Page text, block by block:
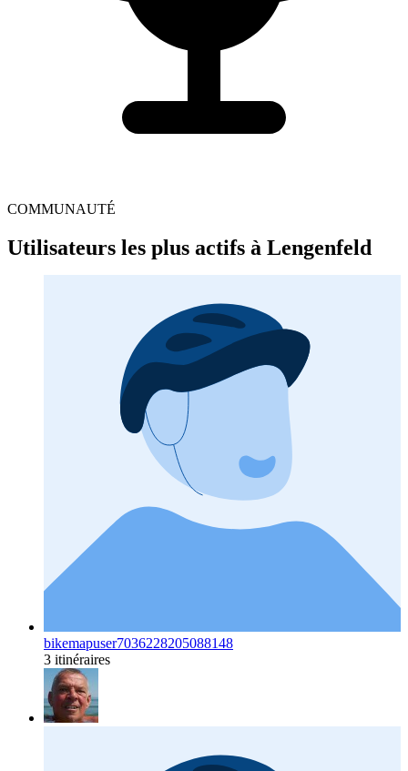
COMMUNAUTÉ
Utilisateurs les plus actifs à Lengenfeld
bikemapuser7036228205088148
3 itinéraires